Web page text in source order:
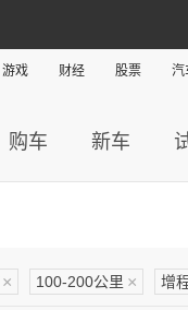
游戏 财经 股票 汽
购车 新车
× 100-200公里 × 增